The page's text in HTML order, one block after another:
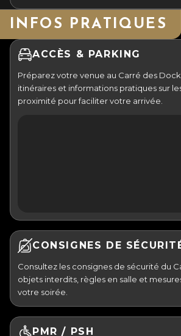
INFOS PRATIQUES
ACCÈS & PARKING
Préparez votre venue au Carré des
itinéraires et informations pratiques sur
proximité pour faciliter votre arrivée.
CONSIGNES DE
Consultez les consignes de sécurité du
objets interdits, règles en salle et
votre soirée.
PMR / PSH